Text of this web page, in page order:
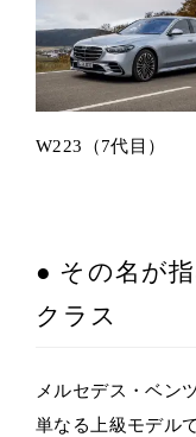
W223（7代目）
● その名が
クラス
メルセデス・ベン
単なる上級モデル